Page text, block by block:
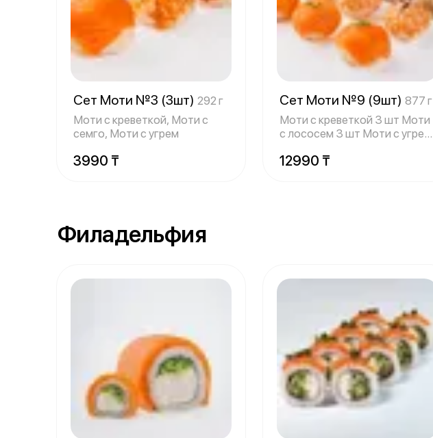
Сет Моти №3 (3шт) 292 г
Моти с креветкой, Моти с
семго, Моти с угрем
3990 ₸
Сет Моти №9 (9шт) 877 г
Моти с креветкой 3 шт Моти
с лососем 3 шт Моти с угрем
12990 ₸
Филадельфия